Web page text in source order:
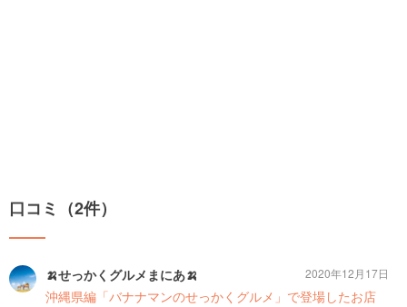
口コミ（2件）
🍌せっかくグルメまにあ🍌
沖縄県編「バナナマンのせっかくグルメ」で登場したお店
2020年12月17日